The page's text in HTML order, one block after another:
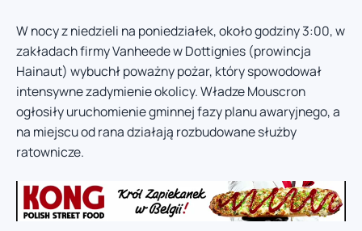
W nocy z niedzieli na poniedziałek, około godziny 3:00, w
zakładach firmy Vanheede w Dottignies (prowincja
Hainaut) wybuchł poważny pożar, który spowodował
intensywne zadymienie okolicy. Władze Mouscron
ogłosiły uruchomienie gminnej fazy planu awaryjnego, a
na miejscu od rana działają rozbudowane służby
ratownicze.